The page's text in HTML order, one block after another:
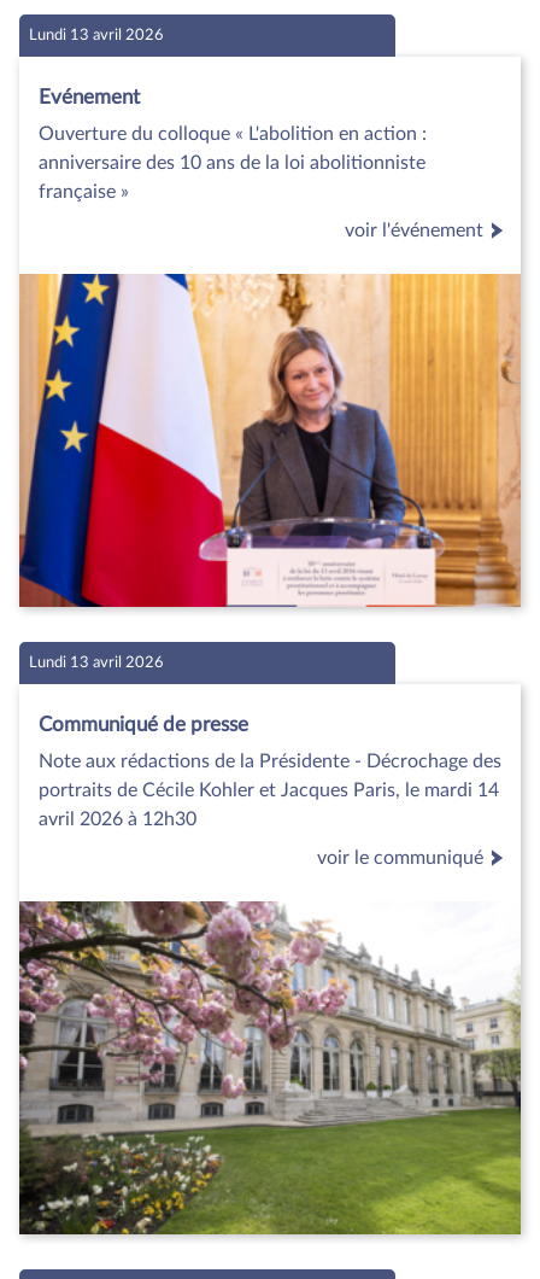
Lundi 13 avril 2026
Evénement
Ouverture du colloque « L'abolition en action :
anniversaire des 10 ans de la loi abolitionniste
française »
voir l'événement
Lundi 13 avril 2026
Communiqué de presse
Note aux rédactions de la Présidente - Décrochage des
portraits de Cécile Kohler et Jacques Paris, le mardi 14
avril 2026 à 12h30
voir le communiqué